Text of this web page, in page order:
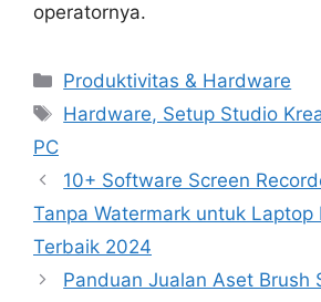
operatornya.
Categories
Produktivitas & Hardware
Tags
Hardware, Setup Studio
PC
10+ Software Screen
Tanpa Watermark untuk Laptop
Terbaik 2024
Panduan Jualan Aset Brush